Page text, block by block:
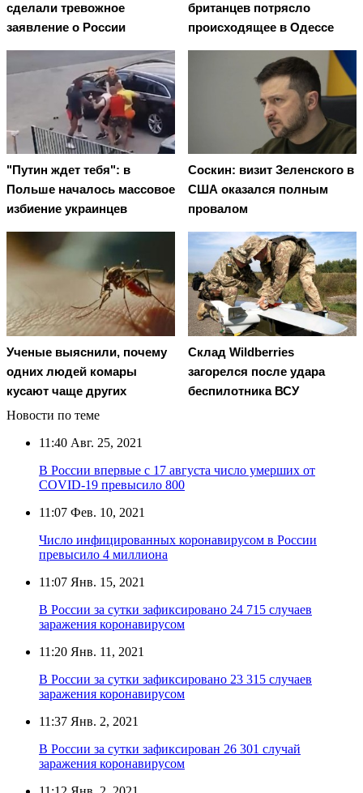
сделали тревожное
заявление о России
британцев потрясло
происходящее в Одессе
"Путин ждет тебя": в
Польше началось массовое
избиение украинцев
Соскин: визит Зеленского в
США оказался полным
провалом
Ученые выяснили, почему
одних людей комары
кусают чаще других
Склад Wildberries
загорелся после удара
беспилотника ВСУ
Новости по теме
11:40 Авг. 25, 2021
В России впервые с 17 августа число умерших от
COVID-19 превысило 800
11:07 Фев. 10, 2021
Число инфицированных коронавирусом в России
превысило 4 миллиона
11:07 Янв. 15, 2021
В России за сутки зафиксировано 24 715 случаев
заражения коронавирусом
11:20 Янв. 11, 2021
В России за сутки зафиксировано 23 315 случаев
заражения коронавирусом
11:37 Янв. 2, 2021
В России за сутки зафиксирован 26 301 случай
заражения коронавирусом